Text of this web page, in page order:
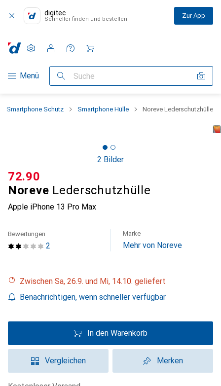
digitec
Schneller finden und bestellen Zur App
Navigation nach Kategorien
Menü Suche
Einstellungen
Kundenkonto
Vergleichslisten
Merklisten
Warenkorb
Smartphone Schutz Smartphone Hülle Noreve Lederschutzhülle
2 Bilder
Noreve Lederschutzhülle
Apple iPhone 13 Pro Max
CHF
72.90
2
Bewertungen Marke
Mehr von Noreve
Zwischen Sa, 26.9. und Mi, 14.10. geliefert
Benachrichtigen, wenn schneller verfügbar
In den Warenkorb
Vergleichen Merken